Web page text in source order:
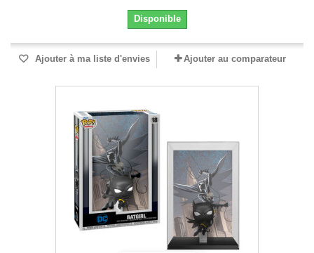
Disponible
Ajouter à ma liste d'envies Ajouter au comparateur